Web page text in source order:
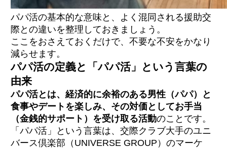
ステップ4：顔合わせに行く
個人情報の管理を徹底する
初回は必ず人目のある場所で会う
条件は必ず事前に決めておく
身バレ対策ができるアプリを選ぶ
断る勇気を持つ｜体の関係の上手な断り方
パパ活は違法ですか？
パパ活で体の関係は必須ですか？
顔合わせだけでお手当はもらえますか？
パパ活でトラブルに遭ったらどうすればいい
ですか？
初心者におすすめのパパ活アプリは？
パパ活の基本的な意味と、よく混同される援助交
際との違いを整理しておきましょう。
ここをおさえておくだけで、不要な不安をかなり
減らせます。
パパ活の定義と「パパ活」という言葉の
由来
パパ活とは、経済的に余裕のある男性（パパ）と
食事やデートを楽しみ、その対価としてお手当
（金銭的サポート）を受け取る活動のことです。
「パパ活」という言葉は、交際クラブ大手のユニ
バース倶楽部（UNIVERSE GROUP）のマーケ